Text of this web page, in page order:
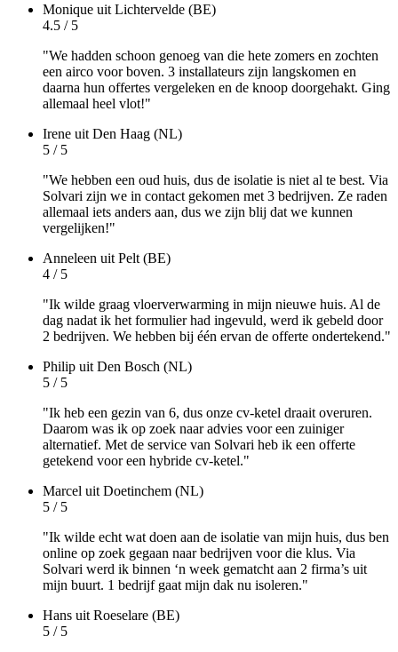
Monique uit Lichtervelde (BE)
4.5 / 5
"We hadden schoon genoeg van die hete zomers en zochten
een airco voor boven. 3 installateurs zijn langskomen en
daarna hun offertes vergeleken en de knoop doorgehakt. Ging
allemaal heel vlot!"
Irene uit Den Haag (NL)
5 / 5
"We hebben een oud huis, dus de isolatie is niet al te best. Via
Solvari zijn we in contact gekomen met 3 bedrijven. Ze raden
allemaal iets anders aan, dus we zijn blij dat we kunnen
vergelijken!"
Anneleen uit Pelt (BE)
4 / 5
"Ik wilde graag vloerverwarming in mijn nieuwe huis. Al de
dag nadat ik het formulier had ingevuld, werd ik gebeld door
2 bedrijven. We hebben bij één ervan de offerte ondertekend."
Philip uit Den Bosch (NL)
5 / 5
"Ik heb een gezin van 6, dus onze cv-ketel draait overuren.
Daarom was ik op zoek naar advies voor een zuiniger
alternatief. Met de service van Solvari heb ik een offerte
getekend voor een hybride cv-ketel."
Marcel uit Doetinchem (NL)
5 / 5
"Ik wilde echt wat doen aan de isolatie van mijn huis, dus ben
online op zoek gegaan naar bedrijven voor die klus. Via
Solvari werd ik binnen ‘n week gematcht aan 2 firma’s uit
mijn buurt. 1 bedrijf gaat mijn dak nu isoleren."
Hans uit Roeselare (BE)
5 / 5